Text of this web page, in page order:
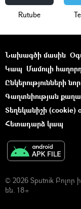
Rutube
Նախագծի մասին
Կապ Մամուլի
Ընկերությունների
Գաղտնիության
Տեղեկանիշի
Հետադարձ կապ
© 2026 Sputnik
են. 18+